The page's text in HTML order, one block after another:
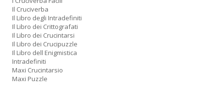
Il Cruciverba
Il Libro degli Intradefiniti
Il Libro dei Crittografati
Il Libro dei Crucintarsi
Il Libro dei Crucipuzzle
Il Libro dell Enigmistica
Intradefiniti
Maxi Crucintarsio
Maxi Puzzle